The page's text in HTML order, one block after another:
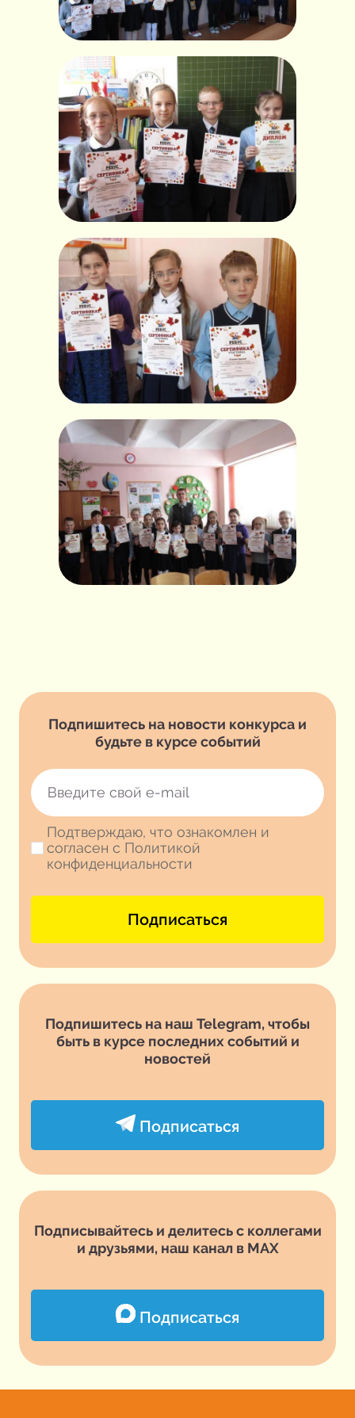
Подпишитесь на новости конкурса и
будьте в курсе событий
Подтверждаю, что ознакомлен и
согласен с Политикой
конфиденциальности
Подписаться
Подпишитесь на наш Telegram, чтобы
быть в курсе последних событий и
новостей
Подписаться
Подписывайтесь и делитесь с коллегами
и друзьями, наш канал в MAX
Подписаться